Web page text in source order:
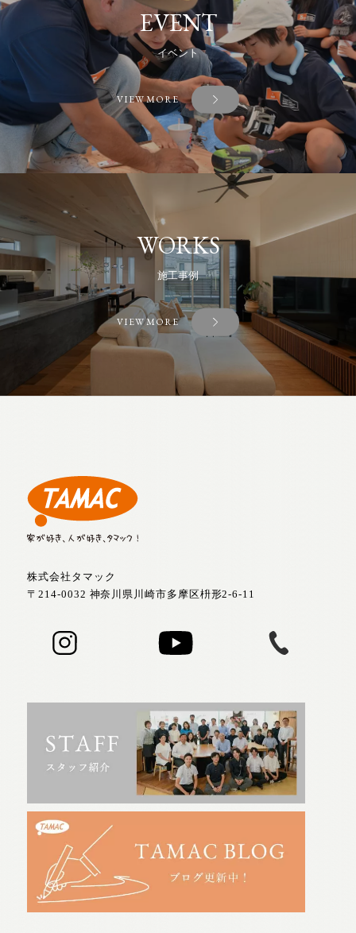
EVENT
イベント
VIEW MORE
WORKS
施工事例
VIEW MORE
株式会社タマック
〒214-0032 神奈川県川崎市多摩区枡形2-6-11